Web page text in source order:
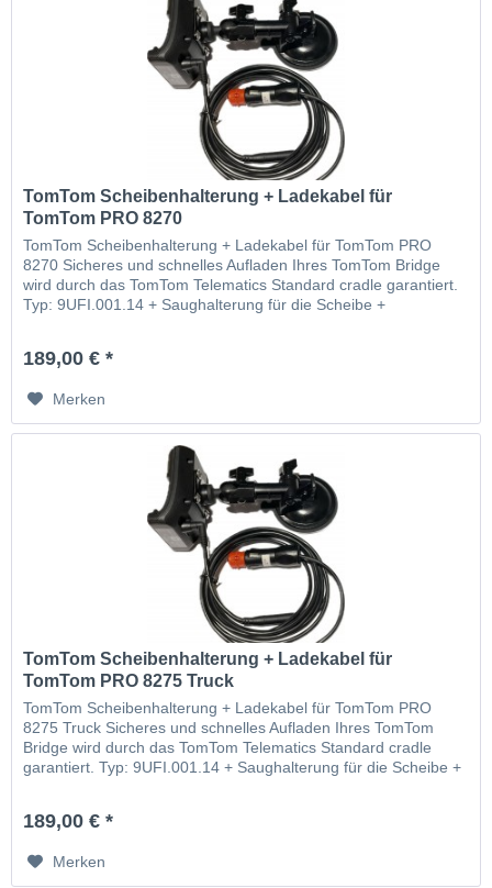
TomTom Scheibenhalterung + Ladekabel für
TomTom PRO 8270
TomTom Scheibenhalterung + Ladekabel für TomTom PRO
8270 Sicheres und schnelles Aufladen Ihres TomTom Bridge
wird durch das TomTom Telematics Standard cradle garantiert.
Typ: 9UFI.001.14 + Saughalterung für die Scheibe +
189,00 € *
Merken
TomTom Scheibenhalterung + Ladekabel für
TomTom PRO 8275 Truck
TomTom Scheibenhalterung + Ladekabel für TomTom PRO
8275 Truck Sicheres und schnelles Aufladen Ihres TomTom
Bridge wird durch das TomTom Telematics Standard cradle
garantiert. Typ: 9UFI.001.14 + Saughalterung für die Scheibe +
189,00 € *
Merken